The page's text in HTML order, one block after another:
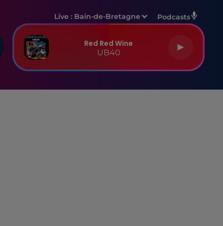
Live : Bain-de-Bretagne Podcasts
Red Red Wine
UB40